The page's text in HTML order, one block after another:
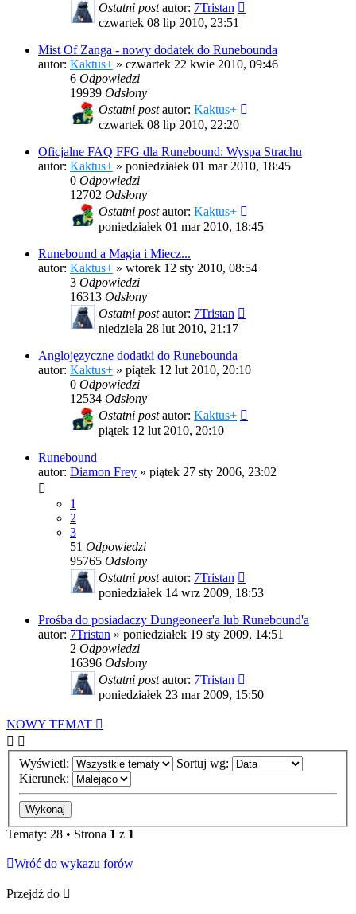
Ostatni postautor: 7Tristan
czwartek 08 lip 2010, 23:51
Mist Of Zanga - nowy dodatek do Runebounda
autor: Kaktus+ » czwartek 22 kwie 2010, 09:46
6 Odpowiedzi
19939 Odsłony
Ostatni postautor: Kaktus+
czwartek 08 lip 2010, 22:20
Oficjalne FAQ FFG dla Runebound: Wyspa Strachu
autor: Kaktus+ » poniedziałek 01 mar 2010, 18:45
0 Odpowiedzi
12702 Odsłony
Ostatni postautor: Kaktus+
poniedziałek 01 mar 2010, 18:45
Runebound a Magia i Miecz...
autor: Kaktus+ » wtorek 12 sty 2010, 08:54
3 Odpowiedzi
16313 Odsłony
Ostatni postautor: 7Tristan
niedziela 28 lut 2010, 21:17
Anglojęzyczne dodatki do Runebounda
autor: Kaktus+ » piątek 12 lut 2010, 20:10
0 Odpowiedzi
12534 Odsłony
Ostatni postautor: Kaktus+
piątek 12 lut 2010, 20:10
Runebound
autor: Diamon Frey » piątek 27 sty 2006, 23:02
1
2
3
51 Odpowiedzi
95765 Odsłony
Ostatni postautor: 7Tristan
poniedziałek 14 wrz 2009, 18:53
Prośba do posiadaczy Dungeoneer'a lub Runebound'a
autor: 7Tristan » poniedziałek 19 sty 2009, 14:51
2 Odpowiedzi
16396 Odsłony
Ostatni postautor: 7Tristan
poniedziałek 23 mar 2009, 15:50
NOWY TEMAT
Wyświetl:
Sortuj wg:
Kierunek:
Tematy: 28 • Strona 1 z 1
Wróć do wykazu forów
Przejdź do